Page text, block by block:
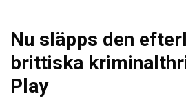
Nu släpps den
brittiska
Play